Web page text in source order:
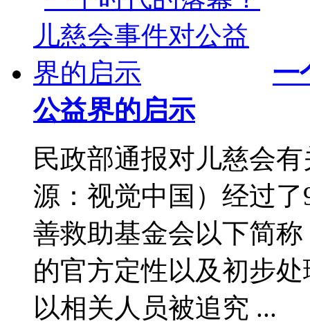
一
公益界的启示
民政部通报对儿慈会
源：视觉中国）经过
善救助基金会以下简
的官方定性以及初步
以相关人员被追究 ...